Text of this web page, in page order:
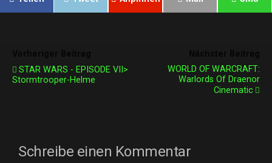
STAR WARS - EPISODE VII>
Stormtrooper-Helme
WORLD OF WARCRAFT:
Warlords Of Draenor
Cinematic
Schreibe einen Kommentar